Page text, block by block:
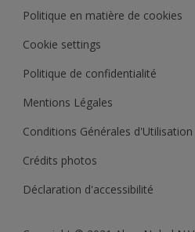
Politique en matière de cookies
Cookie settings
Politique de confidentialité
Mentions Légales
Conditions Générales d'Utilisation
Crédits photos
Déclaration d'accessibilité